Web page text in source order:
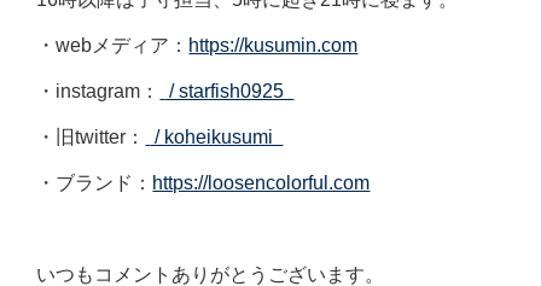
・webメディア： https://kusumin.com
・ instagram： / starfish0925
・ 旧twitter： / koheikusumi
・ ブランド： https://loosencolorful.com
いつもコメントありがとうございます。